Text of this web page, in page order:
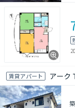
賃貸アパート アーク